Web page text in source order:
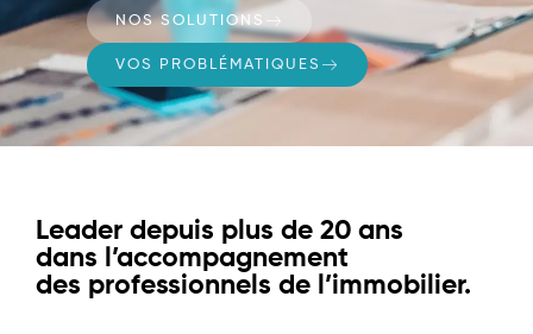
NOS SOLUTIONS
VOS PROBLÉMATIQUES
Leader depuis plus de 20 ans
dans l’accompagnement
des professionnels de l’immobilier.